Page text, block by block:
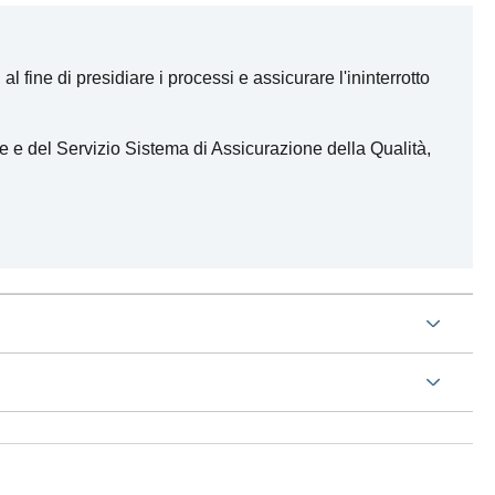
fine di presidiare i processi e assicurare l'ininterrotto
e del Servizio Sistema di Assicurazione della Qualità,